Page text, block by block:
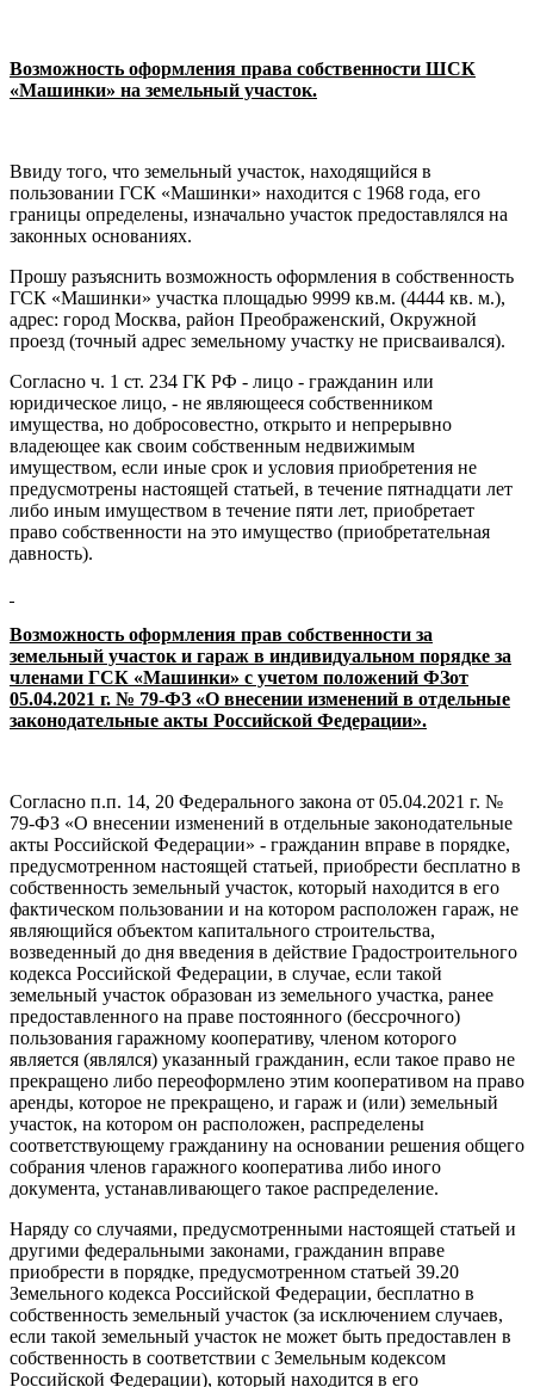
Возможность оформления права собственности ШСК
«Машинки» на земельный участок.
Ввиду того, что земельный участок, находящийся в
пользовании ГСК «Машинки» находится с 1968 года, его
границы определены, изначально участок предоставлялся на
законных основаниях.
Прошу разъяснить возможность оформления в собственность
ГСК «Машинки» участка площадью 9999 кв.м. (4444 кв. м.),
адрес: город Москва, район Преображенский, Окружной
проезд (точный адрес земельному участку не присваивался).
Согласно ч. 1 ст. 234 ГК РФ - лицо - гражданин или
юридическое лицо, - не являющееся собственником
имущества, но добросовестно, открыто и непрерывно
владеющее как своим собственным недвижимым
имуществом, если иные срок и условия приобретения не
предусмотрены настоящей статьей, в течение пятнадцати лет
либо иным имуществом в течение пяти лет, приобретает
право собственности на это имущество (приобретательная
давность).
Возможность оформления прав собственности за
земельный участок и гараж в индивидуальном порядке за
членами ГСК «Машинки» с учетом положений ФЗот
05.04.2021 г. № 79-ФЗ «О внесении изменений в отдельные
законодательные акты Российской Федерации».
Согласно п.п. 14, 20 Федерального закона от 05.04.2021 г. №
79-ФЗ «О внесении изменений в отдельные законодательные
акты Российской Федерации» - гражданин вправе в порядке,
предусмотренном настоящей статьей, приобрести бесплатно в
собственность земельный участок, который находится в его
фактическом пользовании и на котором расположен гараж, не
являющийся объектом капитального строительства,
возведенный до дня введения в действие Градостроительного
кодекса Российской Федерации, в случае, если такой
земельный участок образован из земельного участка, ранее
предоставленного на праве постоянного (бессрочного)
пользования гаражному кооперативу, членом которого
является (являлся) указанный гражданин, если такое право не
прекращено либо переоформлено этим кооперативом на право
аренды, которое не прекращено, и гараж и (или) земельный
участок, на котором он расположен, распределены
соответствующему гражданину на основании решения общего
собрания членов гаражного кооператива либо иного
документа, устанавливающего такое распределение.
Наряду со случаями, предусмотренными настоящей статьей и
другими федеральными законами, гражданин вправе
приобрести в порядке, предусмотренном статьей 39.20
Земельного кодекса Российской Федерации, бесплатно в
собственность земельный участок (за исключением случаев,
если такой земельный участок не может быть предоставлен в
собственность в соответствии с Земельным кодексом
Российской Федерации), который находится в его